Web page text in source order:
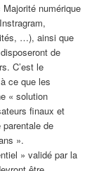
numérique
…), ainsi que
de
C’est le
ce que les
« solution
finaux et
parentale de
».
» validé par la